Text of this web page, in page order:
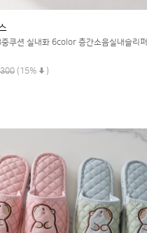
쿠션 실내화 6color 층간소음실내슬리퍼
(15% )